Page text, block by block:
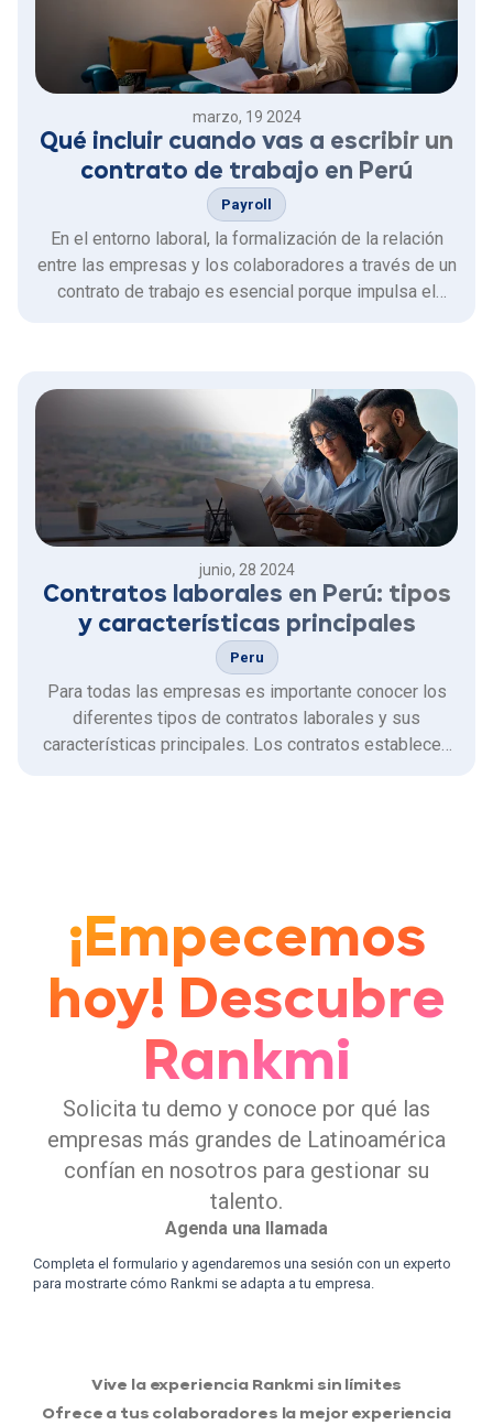
marzo, 19 2024
Qué incluir cuando vas a escribir un
contrato de trabajo en Perú
Payroll
En el entorno laboral, la formalización de la relación
entre las empresas y los colaboradores a través de un
contrato de trabajo es esencial porque impulsa el
junio, 28 2024
Contratos laborales en Perú: tipos
y características principales
Peru
Para todas las empresas es importante conocer los
diferentes tipos de contratos laborales y sus
características principales. Los contratos establecen
¡Empecemos
hoy! Descubre
Rankmi
Solicita tu demo y conoce por qué las
empresas más grandes de Latinoamérica
confían en nosotros para gestionar su
talento.
Agenda una llamada
Completa el formulario y agendaremos una sesión con un experto
para mostrarte cómo Rankmi se adapta a tu empresa.
Vive la experiencia Rankmi sin límites
Ofrece a tus colaboradores la mejor experiencia